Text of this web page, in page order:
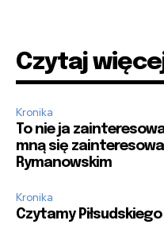
Czytaj
Kronika
To nie ja
mną się
Rymanowskim
Kronika
Czytamy Piłsudskiego